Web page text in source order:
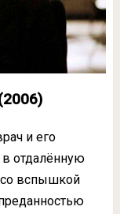
и его
в отдалённую
со вспышкой